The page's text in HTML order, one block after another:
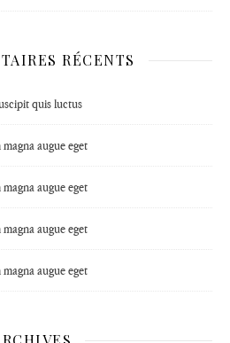
RÉCENTS
quis luctus
augue eget
augue eget
augue eget
augue eget